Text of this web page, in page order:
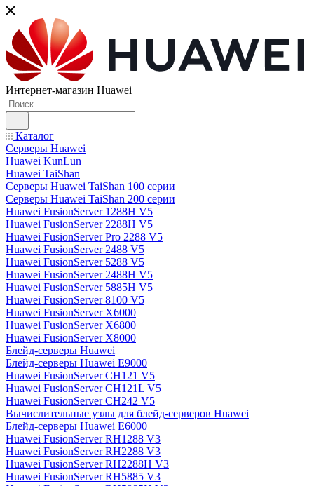
Интернет-магазин Huawei
Каталог
Серверы Huawei
Huawei KunLun
Huawei TaiShan
Серверы Huawei TaiShan 100 серии
Серверы Huawei TaiShan 200 серии
Huawei FusionServer 1288H V5
Huawei FusionServer 2288H V5
Huawei FusionServer Pro 2288 V5
Huawei FusionServer 2488 V5
Huawei FusionServer 5288 V5
Huawei FusionServer 2488H V5
Huawei FusionServer 5885H V5
Huawei FusionServer 8100 V5
Huawei FusionServer X6000
Huawei FusionServer X6800
Huawei FusionServer X8000
Блейд-серверы Huawei
Блейд-серверы Huawei E9000
Huawei FusionServer CH121 V5
Huawei FusionServer CH121L V5
Huawei FusionServer CH242 V5
Вычислительные узлы для блейд-серверов Huawei
Блейд-серверы Huawei E6000
Huawei FusionServer RH1288 V3
Huawei FusionServer RH2288 V3
Huawei FusionServer RH2288H V3
Huawei FusionServer RH5885 V3